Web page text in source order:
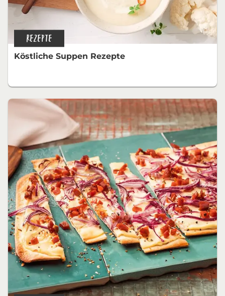
REZEPTE
Köstliche Suppen Rezepte